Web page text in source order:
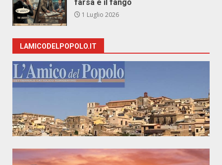
farsa e il fango
1 Luglio 2026
LAMICODELPOPOLO.IT